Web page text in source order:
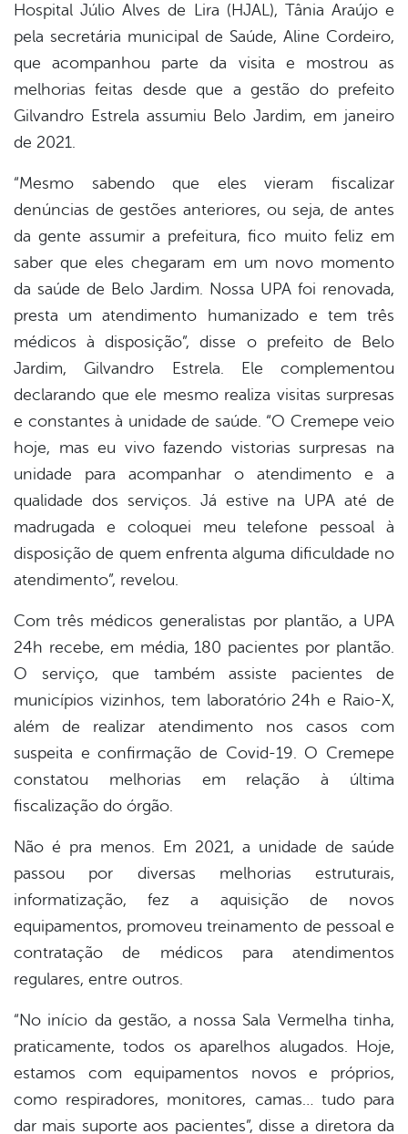
Hospital Júlio Alves de Lira (HJAL), Tânia Araújo e
pela secretária municipal de Saúde, Aline Cordeiro,
que acompanhou parte da visita e mostrou as
melhorias feitas desde que a gestão do prefeito
Gilvandro Estrela assumiu Belo Jardim, em janeiro
de 2021.
“Mesmo sabendo que eles vieram fiscalizar
denúncias de gestões anteriores, ou seja, de antes
da gente assumir a prefeitura, fico muito feliz em
saber que eles chegaram em um novo momento
da saúde de Belo Jardim. Nossa UPA foi renovada,
presta um atendimento humanizado e tem três
médicos à disposição”, disse o prefeito de Belo
Jardim, Gilvandro Estrela. Ele complementou
declarando que ele mesmo realiza visitas surpresas
e constantes à unidade de saúde. “O Cremepe veio
hoje, mas eu vivo fazendo vistorias surpresas na
unidade para acompanhar o atendimento e a
qualidade dos serviços. Já estive na UPA até de
madrugada e coloquei meu telefone pessoal à
disposição de quem enfrenta alguma dificuldade no
atendimento”, revelou.
Com três médicos generalistas por plantão, a UPA
24h recebe, em média, 180 pacientes por plantão.
O serviço, que também assiste pacientes de
municípios vizinhos, tem laboratório 24h e Raio-X,
além de realizar atendimento nos casos com
suspeita e confirmação de Covid-19. O Cremepe
constatou melhorias em relação à última
fiscalização do órgão.
Não é pra menos. Em 2021, a unidade de saúde
passou por diversas melhorias estruturais,
informatização, fez a aquisição de novos
equipamentos, promoveu treinamento de pessoal e
contratação de médicos para atendimentos
regulares, entre outros.
“No início da gestão, a nossa Sala Vermelha tinha,
praticamente, todos os aparelhos alugados. Hoje,
estamos com equipamentos novos e próprios,
como respiradores, monitores, camas… tudo para
dar mais suporte aos pacientes”, disse a diretora da